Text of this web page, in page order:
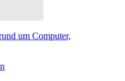
um Computer,